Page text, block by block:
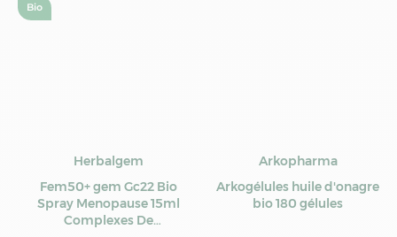
Herbalgem
Fem50+ gem Gc22 Bio
Spray Menopause 15ml
Complexes De
Bio
Arkopharma
Arkogélules huile d'onagre
bio 180 gélules